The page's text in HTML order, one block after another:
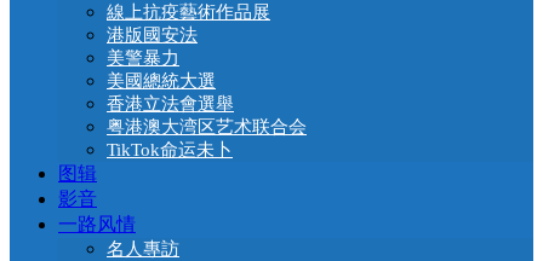
線上抗疫藝術作品展
港版國安法
美警暴力
美國總統大選
香港立法會選舉
粤港澳大湾区艺术联合会
TikTok命运未卜
图辑
影音
一路风情
名人專訪